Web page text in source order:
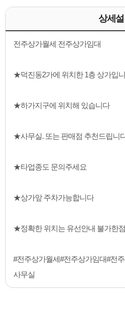
상세
전주상가월세 전주상가임대
★덕진동2가에 위치한 1층 상가입
★하가지구에 위치해 있습니다
★사무실. 또는 판매점 추천드립니
★타업종도 문의주세요
★상가앞 주차가능합니다
★정확한 위치는 유선안내 불가한
#전주상가월세#전주상가임대#전
사무실